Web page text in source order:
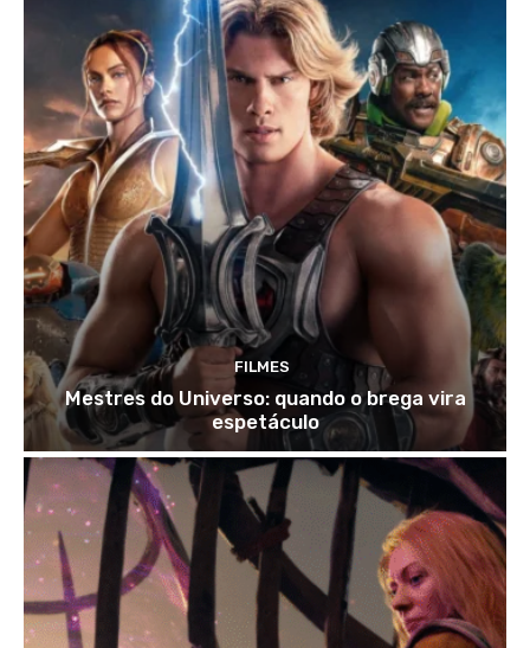
FILMES
Mestres do Universo: quando o brega vira
espetáculo